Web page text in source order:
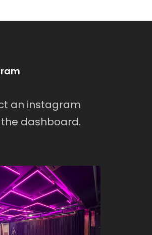
an instagram
dashboard.